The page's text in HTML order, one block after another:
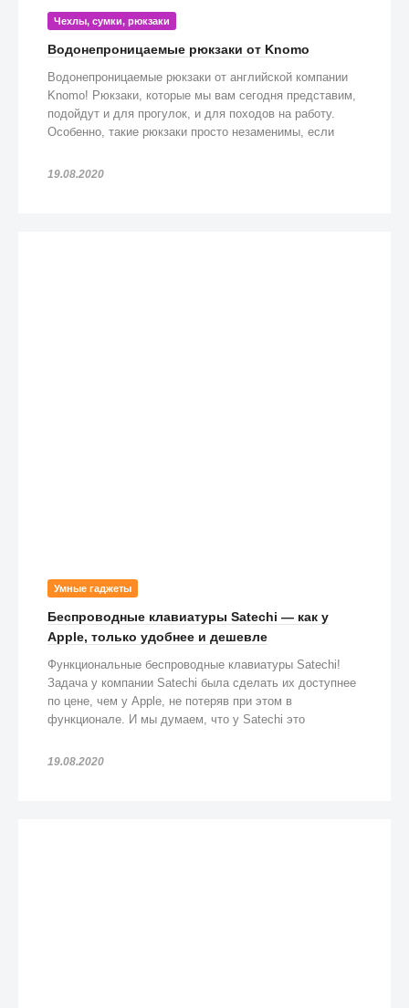
Чехлы, сумки, рюкзаки
Водонепроницаемые рюкзаки от Knomo
Водонепроницаемые рюкзаки от английской компании
Knomo! Рюкзаки, которые мы вам сегодня представим,
подойдут и для прогулок, и для походов на работу.
Особенно, такие рюкзаки просто незаменимы, если
19.08.2020
Умные гаджеты
Беспроводные клавиатуры Satechi — как у
Apple, только удобнее и дешевле
Функциональные беспроводные клавиатуры Satechi!
Задача у компании Satechi была сделать их доступнее
по цене, чем у Apple, не потеряв при этом в
функционале. И мы думаем, что у Satechi это
19.08.2020